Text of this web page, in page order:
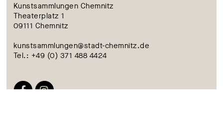
Kunstsammlungen Chemnitz
Theaterplatz 1
09111 Chemnitz
kunstsammlungen@stadt-chemnitz.de
Tel.: +49 (0) 371 488 4424